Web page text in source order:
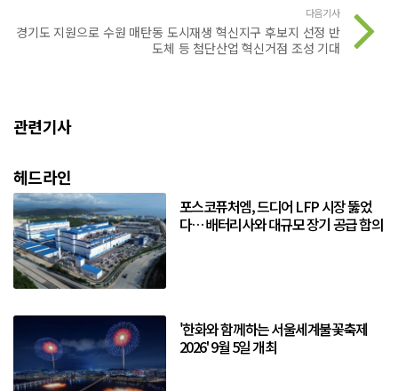
다음기사
경기도 지원으로 수원 매탄동 도시재생 혁신지구 후보지 선정 반
도체 등 첨단산업 혁신거점 조성 기대
관련기사
헤드라인
포스코퓨처엠, 드디어 LFP 시장 뚫었
다… 배터리사와 대규모 장기 공급 합의
'한화와 함께하는 서울세계불꽃축제
2026' 9월 5일 개최